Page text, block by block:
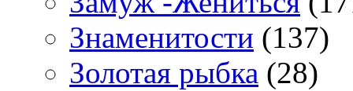
Знаменитости (137)
Золотая рыбка (28)